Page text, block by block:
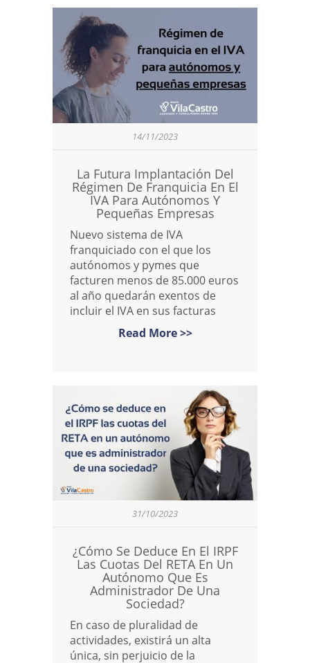
14/11/2023
La Futura Implantación Del
Régimen De Franquicia En El
IVA Para Autónomos Y
Pequeñas Empresas
Nuevo sistema de IVA
franquiciado con el que los
autónomos y pymes que
facturen menos de 85.000 euros
al año quedarán exentos de
incluir el IVA en sus facturas
Read More >>
31/10/2023
¿Cómo Se Deduce En El IRPF
Las Cuotas Del RETA En Un
Autónomo Que Es
Administrador De Una
Sociedad?
En caso de pluralidad de
actividades, existirá un alta
única, sin perjuicio de la